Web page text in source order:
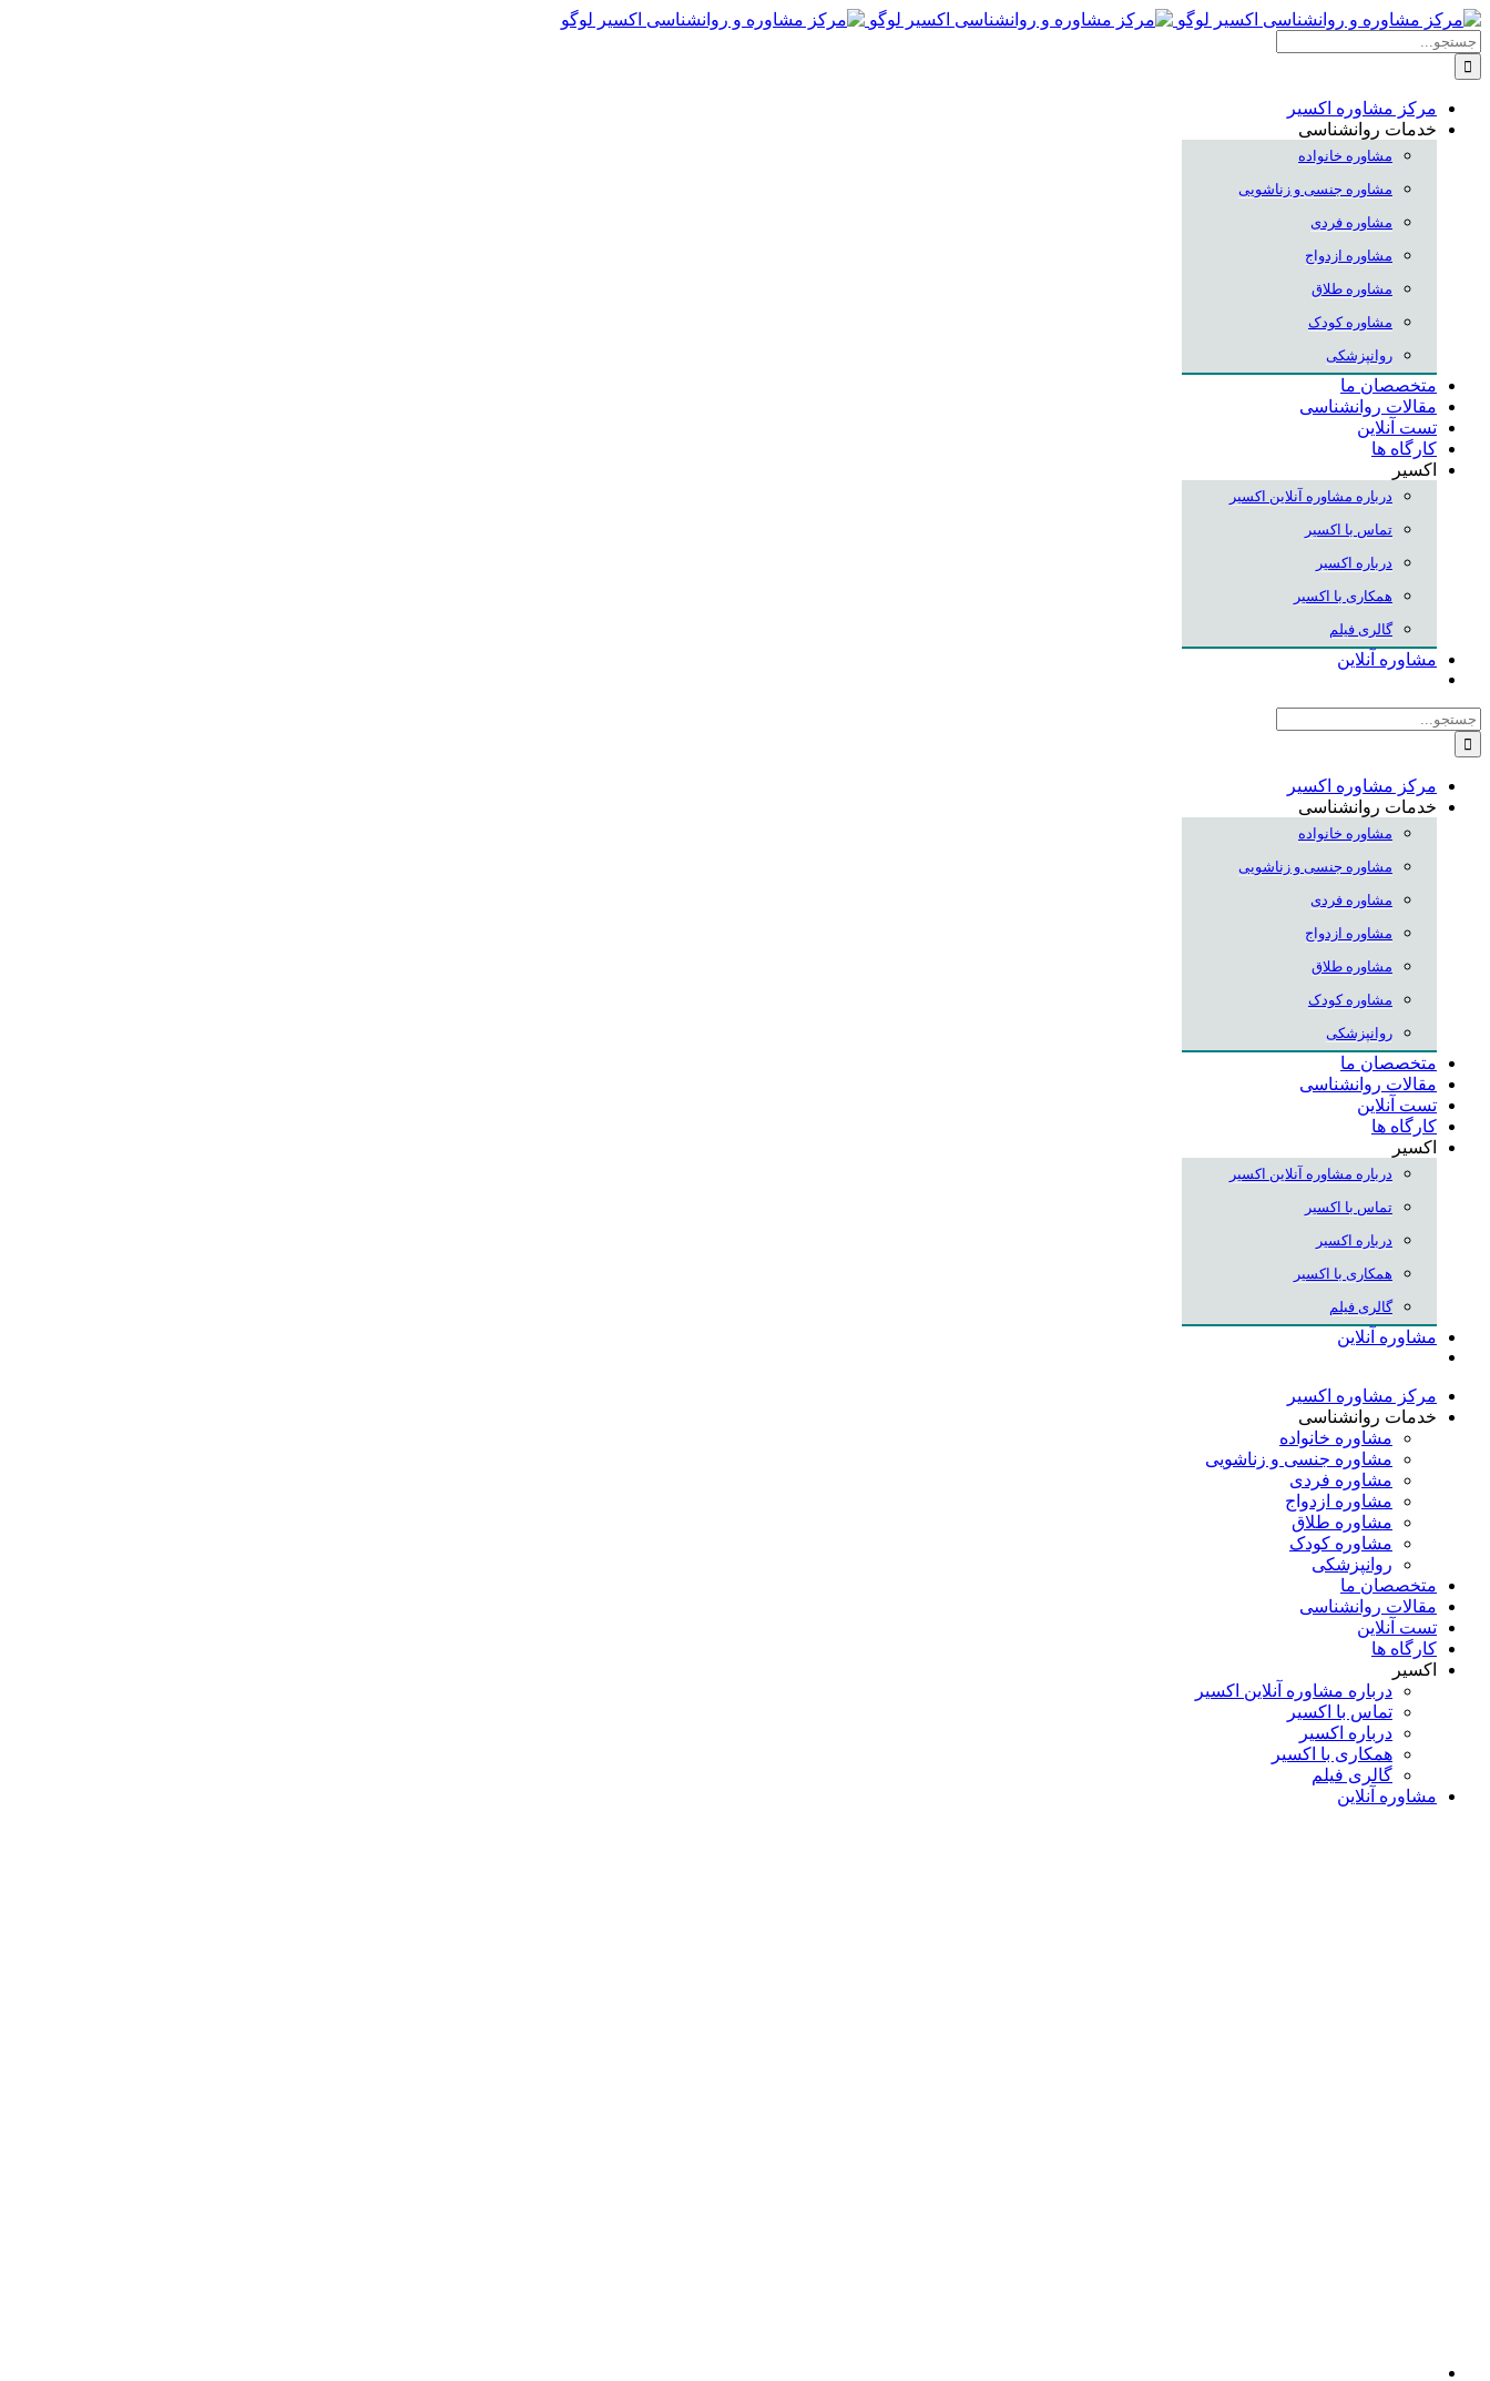
Skip
to
content
جستجو
برای:
مرکز مشاوره اکسیر
خدمات روانشناسی
مشاوره خانواده
مشاوره جنسی و زناشویی
مشاوره فردی
مشاوره ازدواج
مشاوره طلاق
مشاوره کودک
روانپزشکی
متخصصان ما
مقالات روانشناسی
تست آنلاین
کارگاه ها
اکسیر
درباره مشاوره آنلاین اکسیر
تماس با اکسیر
درباره اکسیر
همکاری با اکسیر
گالری فیلم
مشاوره آنلاین
جستجو
برای:
مرکز مشاوره اکسیر
خدمات روانشناسی
مشاوره خانواده
مشاوره جنسی و زناشویی
مشاوره فردی
مشاوره ازدواج
مشاوره طلاق
مشاوره کودک
روانپزشکی
متخصصان ما
مقالات روانشناسی
تست آنلاین
کارگاه ها
اکسیر
درباره مشاوره آنلاین اکسیر
تماس با اکسیر
درباره اکسیر
همکاری با اکسیر
گالری فیلم
مشاوره آنلاین
مرکز مشاوره اکسیر
خدمات روانشناسی
مشاوره خانواده
مشاوره جنسی و زناشویی
مشاوره فردی
مشاوره ازدواج
مشاوره طلاق
مشاوره کودک
روانپزشکی
متخصصان ما
مقالات روانشناسی
تست آنلاین
کارگاه ها
اکسیر
درباره مشاوره آنلاین اکسیر
تماس با اکسیر
درباره اکسیر
همکاری با اکسیر
گالری فیلم
مشاوره آنلاین